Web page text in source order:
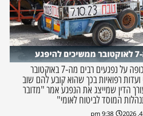
המוסד לביטוח לאומי כופה על נפגעים רבים מה-7 באוקטובר
ועדות רפואיות בכך שהוא קובע להם שוב
הדין שמייצג את הנפגע אמר "מדובר
המוסד לביטוח לאומי"
9:38 pm